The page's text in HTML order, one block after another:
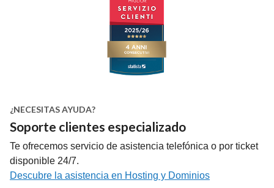
¿NECESITAS AYUDA?
Soporte clientes especializado
Te ofrecemos servicio de asistencia telefónica o por ticket
disponible 24/7.
Descubre la asistencia en Hosting y Dominios